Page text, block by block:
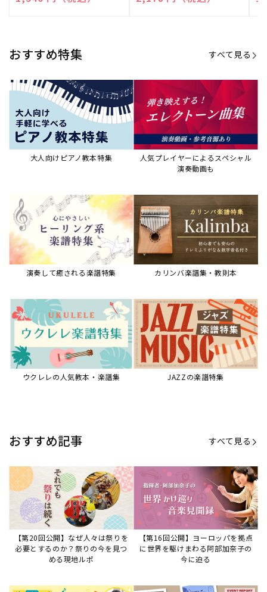
おすすめ特集 すべて見る
大人向けピアノ教本特集
人気プレイヤーによるスペシャル
演奏動画も
演奏して癒される楽譜特集 カリンバ楽譜集・教則本
ウクレレの人気教本・楽譜集 JAZZの楽譜特集
おすすめ記事 すべて見る
【第20回公開】なぜ人々は祭りを
必要とするのか？祭りの今を見つ
める現地ルポ
【第16回公開】ヨーロッパを拠点
に世界を駆けまわる阿部加奈子の
今に迫る